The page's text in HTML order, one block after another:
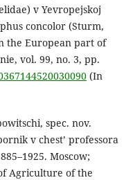
v Yevropejskoj
concolor (Sturm,
the European part of
vol. 99, no. 3, pp.
(In
spec. nov.
v chest’ professora
Moscow;
Agriculture of the